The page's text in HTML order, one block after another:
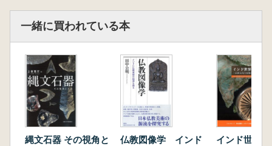
一緒に買われている本
縄文石器 その視角と
仏教図像学 インド
インド世界